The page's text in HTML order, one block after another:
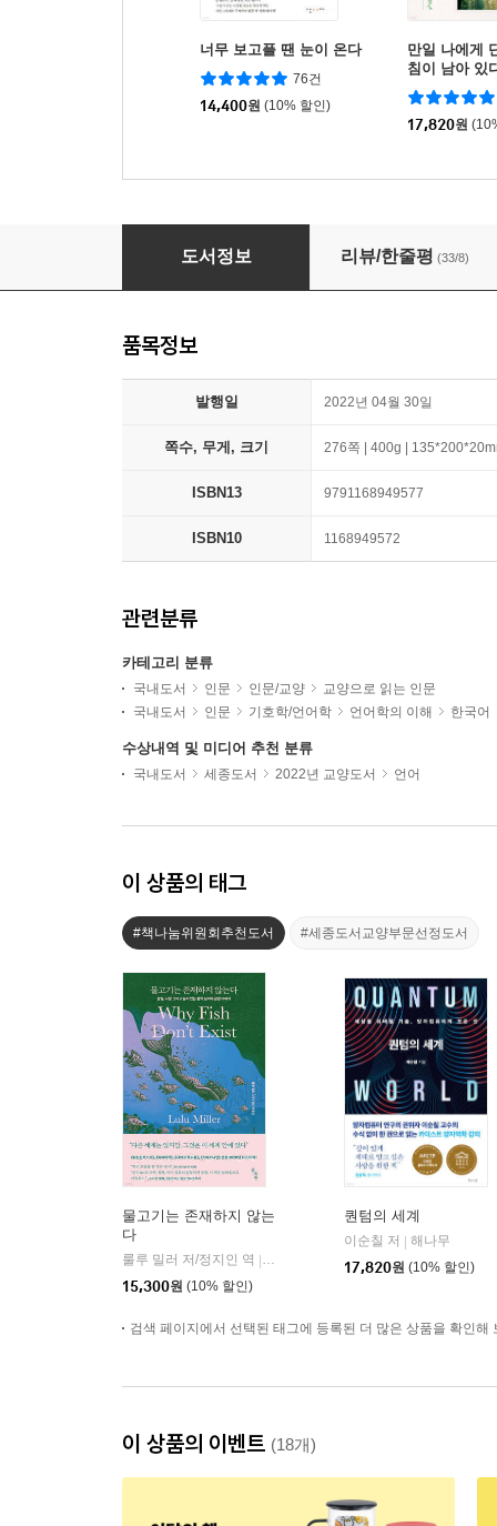
너무 보고플 땐 눈이 온다
76건
14,400원 (10% 할인)
만일 나에게
침이 남아 있
에디션)
17,820원
미끄러지는 말들
도서정보 리뷰/한줄평 (33/8)
품목정보
발행일 2022년 04월 30일
쪽수, 무게, 크기 276쪽 | 400g |
ISBN13 9791168949577
ISBN10 1168949572
관련분류
카테고리 분류
국내도서 인문 인문/교양
교양으로 읽는 인문
국내도서
인문 기호학/언어학 언어학의 이해 한국어
수상내역 및 미디어 추천 분류
국내도서 세종도서 2022년 교양도서 언어
이 상품의 태그
#책나눔위원회추천도서 #세종도서교양부문선정도서
물고기는 존재하지 않는
다
룰루 밀러 저/정지인 역
곰출판
15,300원 (10% 할인)
퀀텀의 세계
이순칠 저
해나무
17,820원 (10% 할인)
검색 페이지에서 선택된 태그에 등록된 더 많은 상품을 확인해
이 상품의 이벤트 (18개)